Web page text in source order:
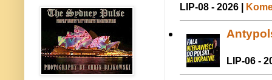
LIP-08 - 2026 |
LIP-06 -